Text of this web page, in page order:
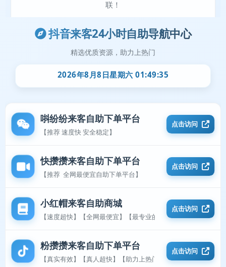
抖音来客24小时自助导航中心
精选优质资源，助力上热门
2026年8月8日星期六 01:49:36
唞纷纷来客自助下单平台
【推荐 速度快 安全稳定】
点击访问
快攒攒来客自助下单平台
【推荐 全网最便宜自助下单平台】
点击访问
小红帽来客自助商城
【速度超快】【全网最便宜】【最专业的平台】
点击访问
粉攒攒来客自助下单平台
【真实有效】【真人超快】【助力上热门】
点击访问